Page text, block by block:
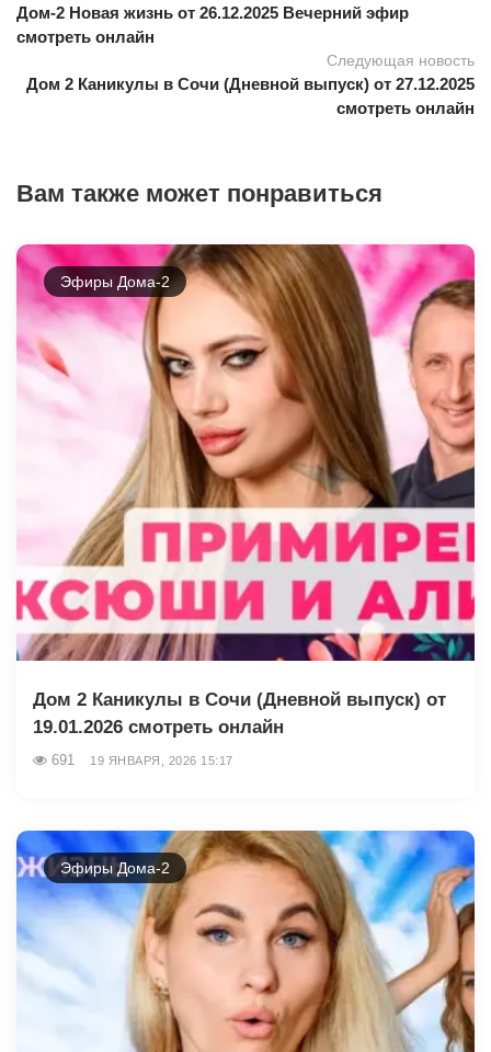
Дом-2 Новая жизнь от 26.12.2025 Вечерний эфир
смотреть онлайн
Следующая новость
Дом 2 Каникулы в Сочи (Дневной выпуск) от 27.12.2025
смотреть онлайн
Вам также может понравиться
Эфиры Дома-2
Дом 2 Каникулы в Сочи (Дневной выпуск) от
19.01.2026 смотреть онлайн
691 19 ЯНВАРЯ, 2026 15:17
Эфиры Дома-2